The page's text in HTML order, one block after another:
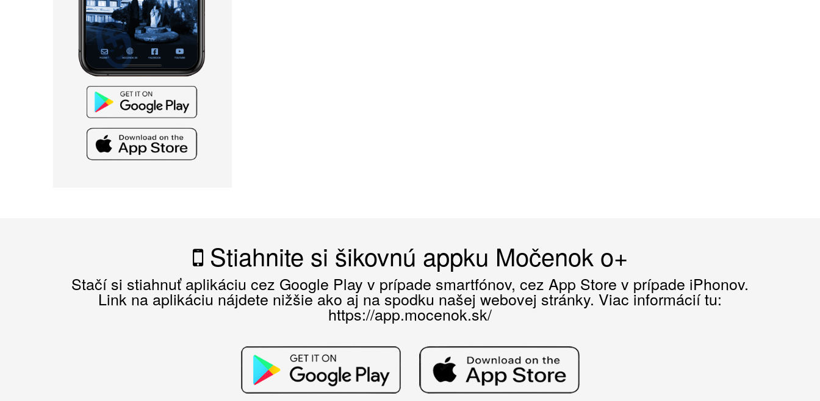
Stiahnite si šikovnú appku Močenok o+
Stačí si stiahnuť aplikáciu cez Google Play v prípade smartfónov, cez App Store v prípade iPhonov.
Link na aplikáciu nájdete nižšie ako aj na spodku našej webovej stránky. Viac informácií tu:
https://app.mocenok.sk/